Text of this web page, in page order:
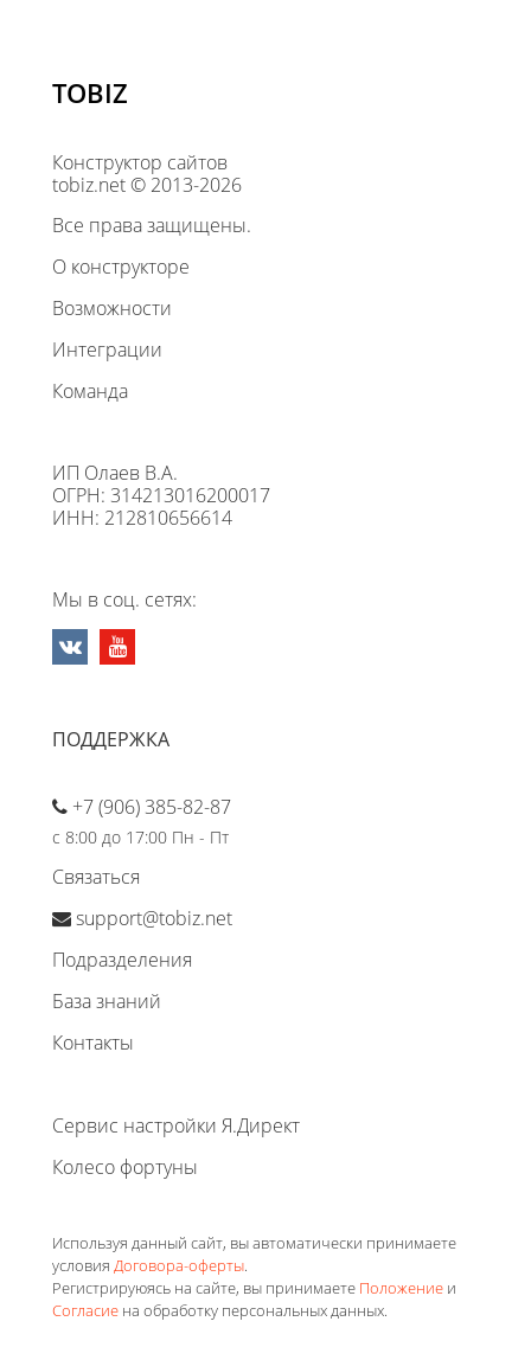
TOBIZ
Конструктор сайтов
tobiz.net © 2013-2026
Все права защищены.
О конструкторе
Возможности
Интеграции
Команда
ИП Олаев В.А.
ОГРН: 314213016200017
ИНН: 212810656614
Мы в соц. сетях:
ПОДДЕРЖКА
+7 (906) 385-82-87
с 8:00 до 17:00 Пн - Пт
Связаться
support@tobiz.net
Подразделения
База знаний
Контакты
Сервис настройки Я.Директ
Колесо фортуны
Используя данный сайт, вы автоматически принимаете
условия Договора-оферты.
Регистрируюясь на сайте, вы принимаете Положение и
Согласие на обработку персональных данных.